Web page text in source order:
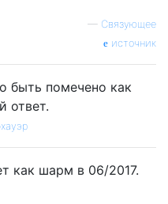
— Связующее
источник
быть помечено как
ответ.
как шарм в 06/2017.